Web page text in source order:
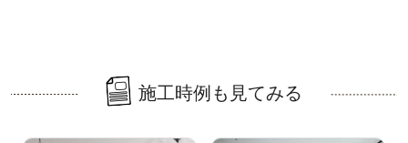
施工時例も見てみる